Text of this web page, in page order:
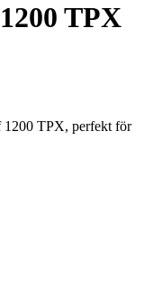
TPX
1200 TPX, perfekt för